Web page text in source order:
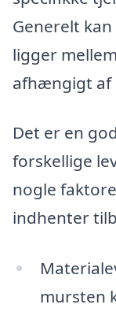
Generelt
ligger
afhængigt af
Det er en
forskellige
nogle
indhenter
mursten